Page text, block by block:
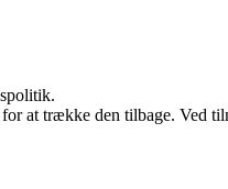
at trække den tilbage. Ved